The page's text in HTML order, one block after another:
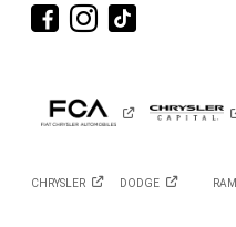
Visita
Facebook
Visita
Instagram
Visita
tiktok
CHRYSLER DODGE RAM